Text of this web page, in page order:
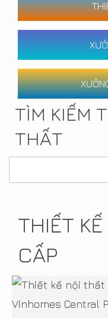
TÌM KIẾM
THẤT
THIẾT
CẤP